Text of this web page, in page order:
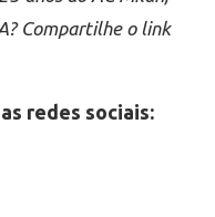
Compartilhe o link
redes sociais: